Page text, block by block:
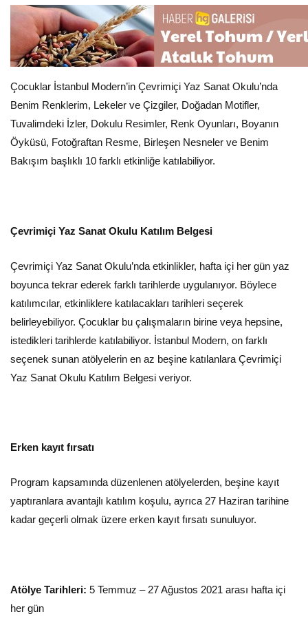
Çocuklar İstanbul Modern’in Çevrimiçi Yaz Sanat Okulu’nda
Benim Renklerim, Lekeler ve Çizgiler, Doğadan Motifler,
Tuvalimdeki İzler, Dokulu Resimler, Renk Oyunları, Boyanın
Öyküsü, Fotoğraftan Resme, Birleşen Nesneler ve Benim
Bakışım başlıklı 10 farklı etkinliğe katılabiliyor.
Çevrimiçi Yaz Sanat Okulu Katılım Belgesi
Çevrimiçi Yaz Sanat Okulu’nda etkinlikler, hafta içi her gün yaz
boyunca tekrar ederek farklı tarihlerde uygulanıyor. Böylece
katılımcılar, etkinliklere katılacakları tarihleri seçerek
belirleyebiliyor. Çocuklar bu çalışmaların birine veya hepsine,
istedikleri tarihlerde katılabiliyor. İstanbul Modern, on farklı
seçenek sunan atölyelerin en az beşine katılanlara Çevrimiçi
Yaz Sanat Okulu Katılım Belgesi veriyor.
Erken kayıt fırsatı
Program kapsamında düzenlenen atölyelerden, beşine kayıt
yaptıranlara avantajlı katılım koşulu, ayrıca 27 Haziran tarihine
kadar geçerli olmak üzere erken kayıt fırsatı sunuluyor.
Atölye Tarihleri: 5 Temmuz – 27 Ağustos 2021 arası hafta içi
her gün